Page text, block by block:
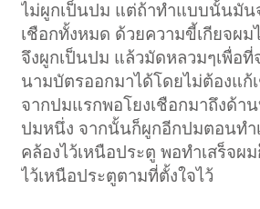
ไม่ผูกเป็นปม แต่ถ้าทำแบบนั้นมั
เชือกทั้งหมด ด้วยความขี้เกียจผม
จึงผูกเป็นปม แล้วมัดหลวมๆเพื่อ
นามบัตรออกมาได้โดยไม่ต้องแก้
จากปมแรกพอโยงเชือกมาถึงด้า
ปมหนึ่ง จากนั้นก็ผูกอีกปมตอนทำ
คล้องไว้เหนือประตู พอทำเสร็จผ
ไว้เหนือประตูตามที่ตั้งใจไว้